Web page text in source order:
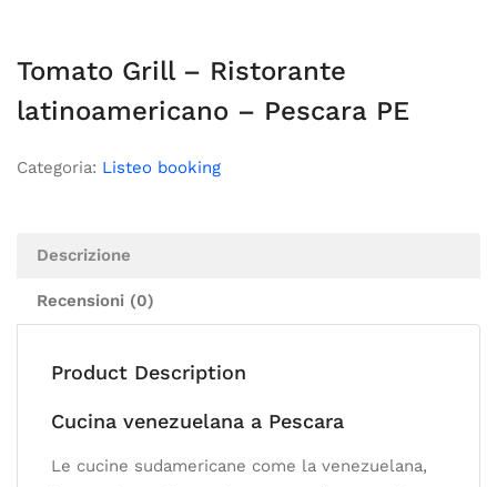
Tomato Grill – Ristorante
latinoamericano – Pescara PE
Categoria: Listeo booking
Descrizione
Recensioni (0)
Product Description
Cucina venezuelana a Pescara
Le cucine sudamericane come la venezuelana,